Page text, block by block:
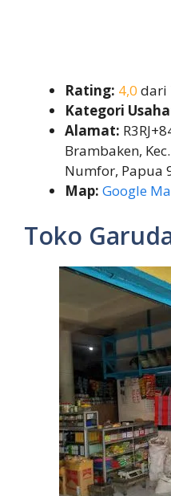
Rating: 4,0 dari
Kategori
Alamat:
Brambaken,
Numfor, Papua
Map: Google
Toko